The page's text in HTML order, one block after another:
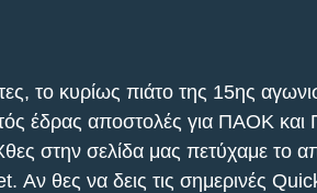
τo κυρίως πιάτο της 15ης
έδρας αποστολές για ΠΑΟΚ και
στην σελίδα μας πετύχαμε το
Αν θες να δεις τις σημερινές